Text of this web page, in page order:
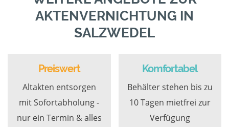
AKTENVERNICHTUNG IN
SALZWEDEL
Preiswert
Altakten entsorgen
mit Sofortabholung -
nur ein Termin & alles
Komfortabel
Behälter stehen bis zu
10 Tagen mietfrei zur
Verfügung